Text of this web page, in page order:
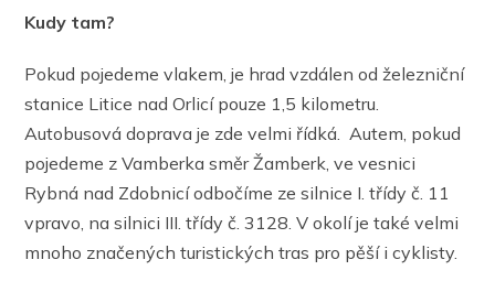
Kudy tam?
Pokud pojedeme vlakem, je hrad vzdálen od železniční
stanice Litice nad Orlicí pouze 1,5 kilometru.
Autobusová doprava je zde velmi řídká. Autem, pokud
pojedeme z Vamberka směr Žamberk, ve vesnici
Rybná nad Zdobnicí odbočíme ze silnice I. třídy č. 11
vpravo, na silnici III. třídy č. 3128. V okolí je také velmi
mnoho značených turistických tras pro pěší i cyklisty.